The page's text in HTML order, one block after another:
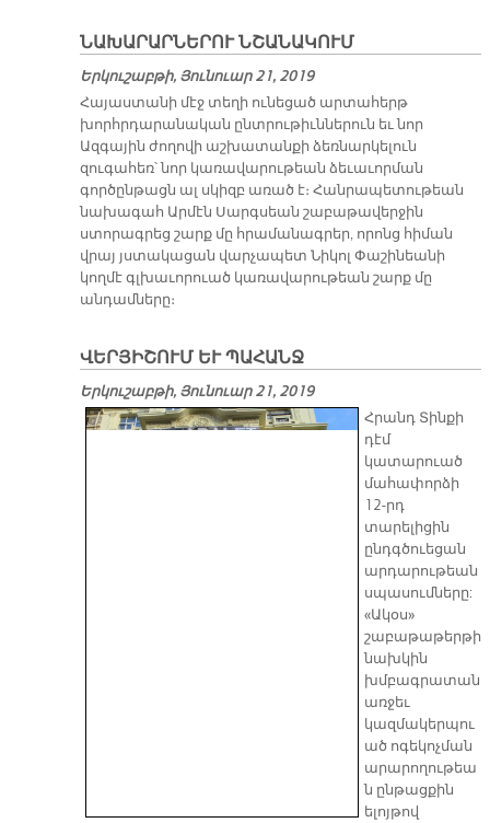
ՆԱԽԱՐԱՐՆԵՐՈՒ ՆՇԱՆԱԿՈՒՄ
Երկուշաբթի, Յունուար 21, 2019
Հայաստանի մէջ տեղի ունեցած արտահերթ
խորհրդարանական ընտրութիւններուն եւ նոր
Ազգային ժողովի աշխատանքի ձեռնարկելուն
զուգահեռ՝ նոր կառավարութեան ձեւաւորման
գործընթացն ալ սկիզբ առած է։ Հանրապետութեան
նախագահ Արմէն Սարգսեան շաբաթավերջին
ստորագրեց շարք մը հրամանագրեր, որոնց հիման
վրայ յստակացան վարչապետ Նիկոլ Փաշինեանի
կողմէ գլխաւորուած կառավարութեան շարք մը
անդամները։
ՎԵՐՅԻՇՈՒՄ ԵՒ ՊԱՀԱՆՋ
Երկուշաբթի, Յունուար 21, 2019
Հրանդ Տինքի
դէմ
կատարուած
մահափորձի
12-րդ
տարելիցին
ընդգծուեցան
արդարութեան
սպասումները:
«Ակօս»
շաբաթաթերթի
նախկին
խմբագրատան
առջեւ
կազմակերպու
ած ոգեկոչման
արարողութեա
ն ընթացքին
ելոյթով